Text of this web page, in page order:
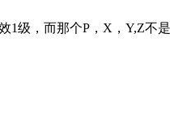
1级，而那个P，X，Y,Z不